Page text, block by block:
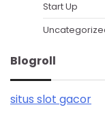
Start Up
Blogroll
situs slot gacor